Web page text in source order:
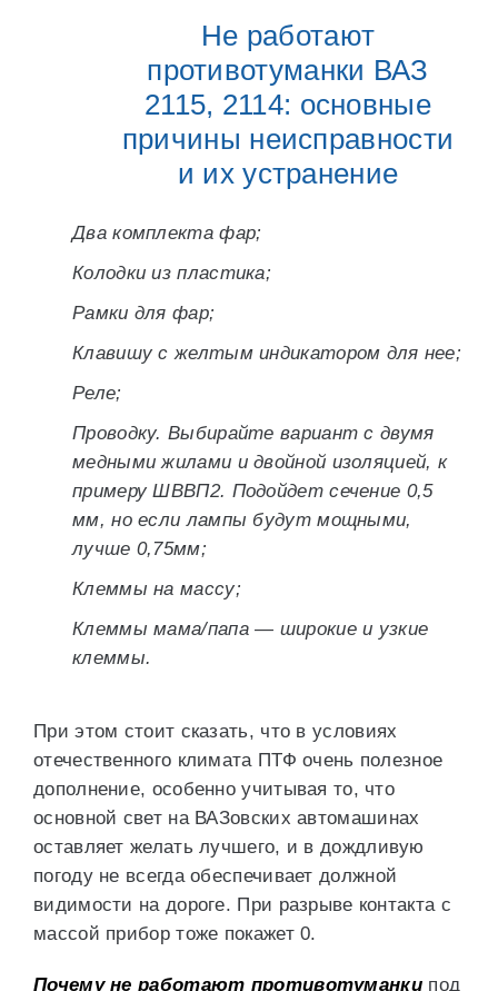
Не работают
противотуманки ВАЗ
2115, 2114: основные
причины неисправности
и их устранение
Два комплекта фар;
Колодки из пластика;
Рамки для фар;
Клавишу с желтым индикатором для нее;
Реле;
Проводку. Выбирайте вариант с двумя
медными жилами и двойной изоляцией, к
примеру ШВВП2. Подойдет сечение 0,5
мм, но если лампы будут мощными,
лучше 0,75мм;
Клеммы на массу;
Клеммы мама/папа — широкие и узкие
клеммы.
При этом стоит сказать, что в условиях
отечественного климата ПТФ очень полезное
дополнение, особенно учитывая то, что
основной свет на ВАЗовских автомашинах
оставляет желать лучшего, и в дождливую
погоду не всегда обеспечивает должной
видимости на дороге. При разрыве контакта с
массой прибор тоже покажет 0.
Почему не работают противотуманкипод